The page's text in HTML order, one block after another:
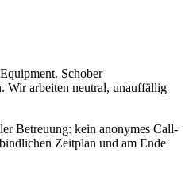
Schober
Wir arbeiten neutral, unauffällig
Betreuung: kein anonymes Call-
Zeitplan und am Ende